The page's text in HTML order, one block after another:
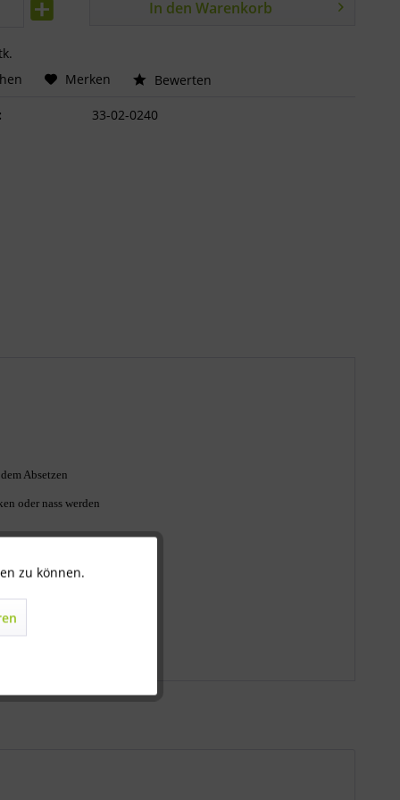
In den Warenkorb
Merken Bewerten
33-02-0240
Absetzen
oder nass werden
Aktiv
zu können.